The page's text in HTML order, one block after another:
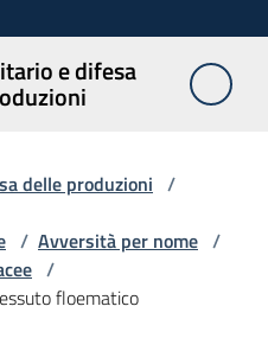
e difesa
delle produzioni /
/ Avversità per nome /
/
floematico